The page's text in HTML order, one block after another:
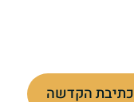
כתיבת הקדשה